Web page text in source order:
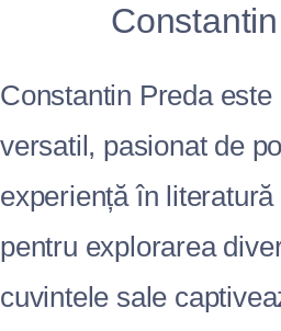
Constantin Preda
versatil, pasionat de
experiență în
pentru explorarea
cuvintele sale